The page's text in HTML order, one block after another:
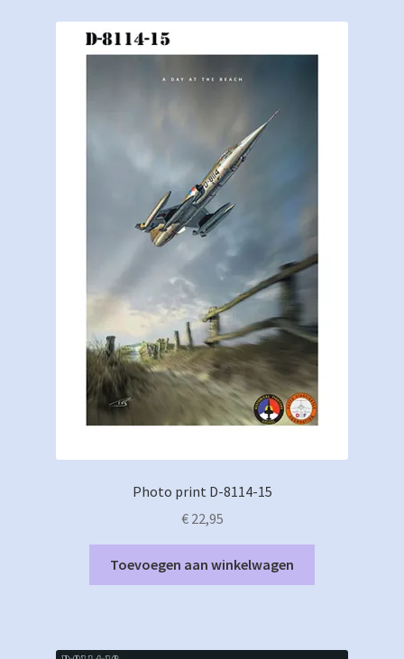
Photo print D-8114-15
€22,95
Toevoegen aan winkelwagen